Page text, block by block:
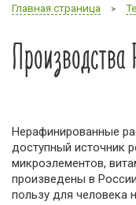
Главная страница >
Нерафинированные
доступный источник
микроэлементов,
произведены в
пользу для человека